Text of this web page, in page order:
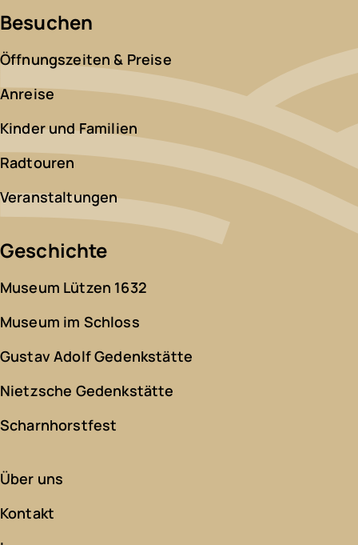
Besuchen
Öffnungszeiten & Preise
Anreise
Kinder und Familien
Radtouren
Veranstaltungen
Geschichte
Museum Lützen 1632
Museum im Schloss
Gustav Adolf Gedenkstätte
Nietzsche Gedenkstätte
Scharnhorstfest
Über uns
Kontakt